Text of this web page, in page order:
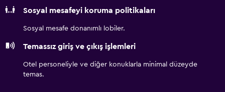
Sosyal mesafeyi koruma politikaları
Sosyal mesafe donanımlı lobiler.
Temassız giriş ve çıkış işlemleri
Otel personeliyle ve diğer konuklarla minimal düzeyde
temas.